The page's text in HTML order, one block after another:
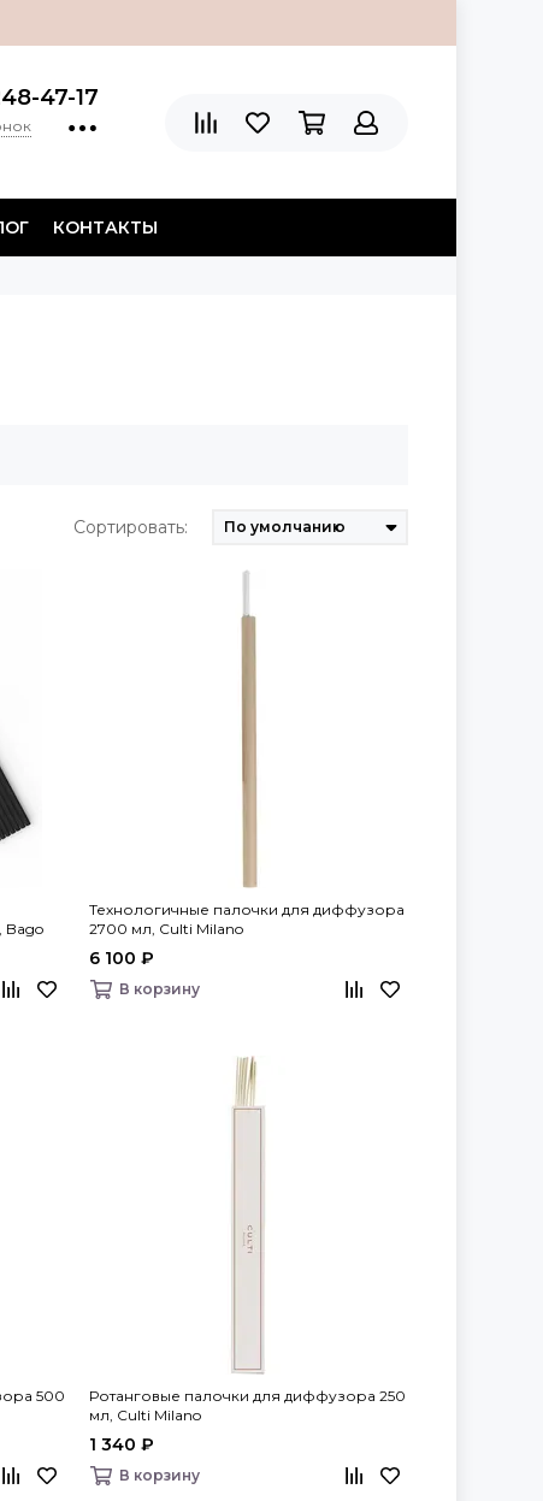
47-17
КОНТАКТЫ
Сортировать:
Bago
Технологичные палочки для диффузора
2700 мл, Culti Milano
6 100 ₽
В корзину
500
Ротанговые палочки для диффузора 250
мл, Culti Milano
1 340 ₽
В корзину